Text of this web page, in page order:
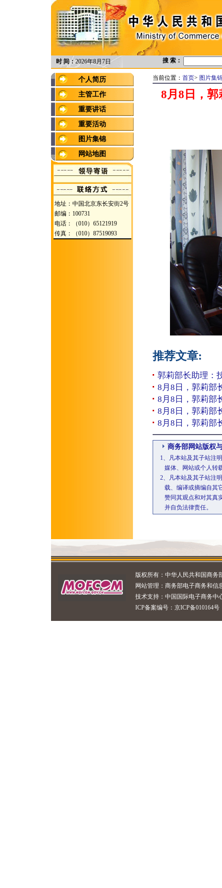
时 间：2026年8月7日 搜 索：
个人简历
主管工作
重要讲话
重要活动
图片集锦
网站地图
地址：中国北京东长安街2号
邮编：100731
电话：（010）65121919
传真：（010）87519093
当前位置： 首页> 图片集
8月8日，
推荐文章:
郭莉部长助理：
8月8日，郭莉部
8月8日，郭莉部
8月8日，郭莉部
8月8日，郭莉部
商务部网站版权
1、凡本站及其子站注
媒体、网站或个人转
2、凡本站及其子站注
载、编译或摘编自其
赞同其观点和对其真
并自负法律责任。
版权所有： 中华人民共和国商务
网站管理： 商务部电子商务和信
技术支持： 中国国际电子商务中
ICP备案编号：京ICP备010164号